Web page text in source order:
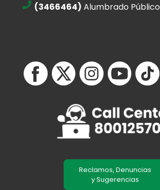
(3466464) Alumbrado Público
Reclamos, Denuncias
y Sugerencias